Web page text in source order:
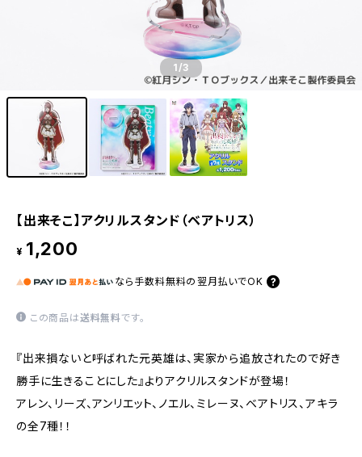
1/3
【出来そこ】アクリルスタンド（ベアトリス）
¥ 1,200
なら 手数料無料の 翌月払いでOK
この商品は送料無料です。
『出来損ないと呼ばれた元英雄は、実家から追放されたので好き
勝手に生きることにした』よりアクリルスタンドが登場！
アレン、リーズ、アンリエット、ノエル、ミレーヌ、ベアトリス、アキラ
の全7種！！